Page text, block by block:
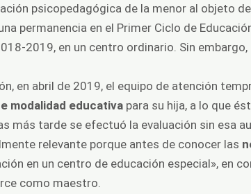
psicopedagógica de la menor al objeto
permanencia en el Primer Ciclo de
2019, en un centro ordinario. Sin
en abril de 2019, el equipo de atención
modalidad educativa para su hija, a lo que
más tarde se efectuó la evaluación sin esa
relevante porque antes de conocer las
en un centro de educación especial», en
como maestro.